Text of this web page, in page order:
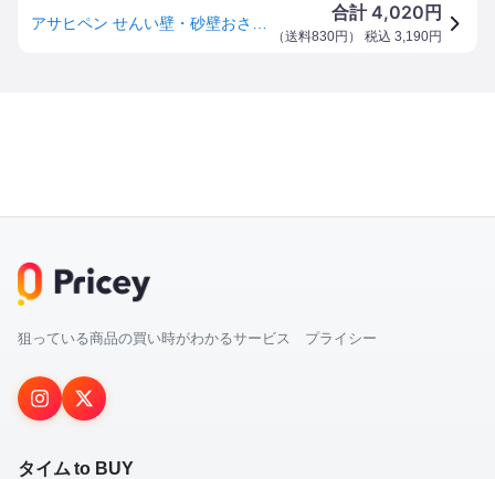
合計4,020 円
（送料830円 ） 税込 3,190円
狙っている商品の買い時がわかるサービス プライシー
タイム to BUY